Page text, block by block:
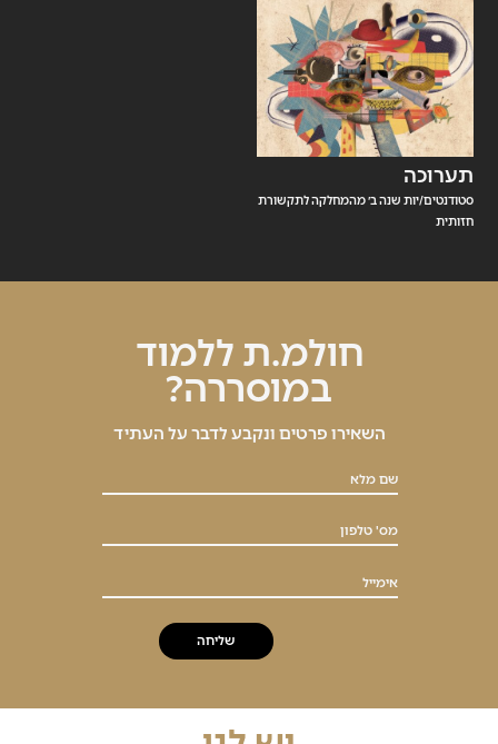
תערוכה
סטודנטים/יות שנה ב׳ מהמחלקה לתקשורת
חזותית
חולמ.ת ללמוד
במוסררה?
השאירו פרטים ונקבע לדבר על העתיד
שם מלא
מס' טלפון
אימייל